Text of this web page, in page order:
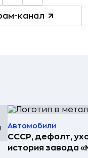
канал
Автомобили
СССР, дефолт,
история завода